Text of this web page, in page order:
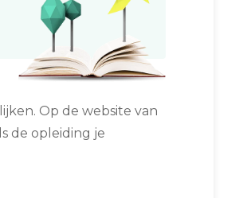
Op de website van
de opleiding je